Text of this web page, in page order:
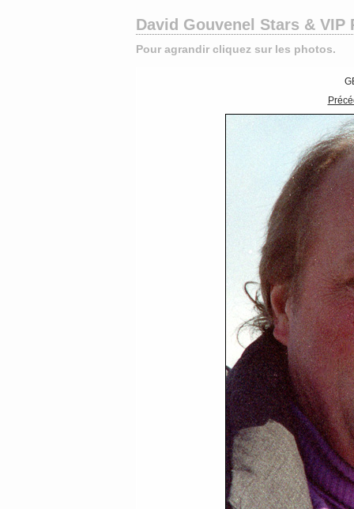
David Gouvenel Stars & VIP
Pour agrandir cliquez sur les photos.